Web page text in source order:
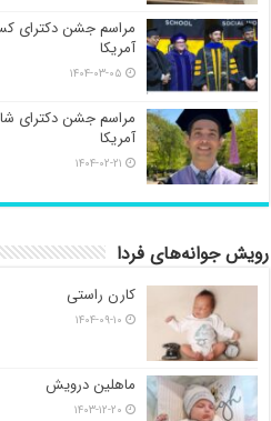
آمریکا
۱۴۰۴-۰۳-۰۵
مراسم جشن دکترای
آمریکا
۱۴۰۴-۰۲-۲۱
رویش جوانه‌های فردا
کارن راستی
۱۴۰۴-۰۹-۱۰
ماهلین درویش
۱۴۰۳-۱۲-۲۰